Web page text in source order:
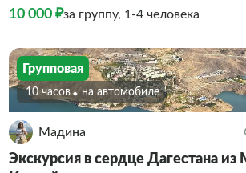
10 000 ₽за группу, 1-4 человека
Групповая
10 часов На автомобиле
Мадина
Экскурсия в сердце Дагестана